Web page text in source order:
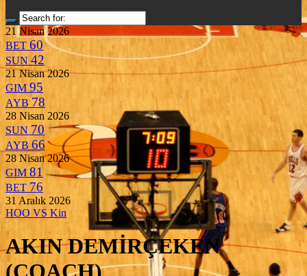
21 Nisan 2026
BET 60
SUN 42
21 Nisan 2026
GIM 95
AYB 78
28 Nisan 2026
SUN 70
AYB 66
28 Nisan 2026
GIM 81
BET 76
31 Aralık 2026
HOO VS Kin
AKIN DEMİRÇEKEN